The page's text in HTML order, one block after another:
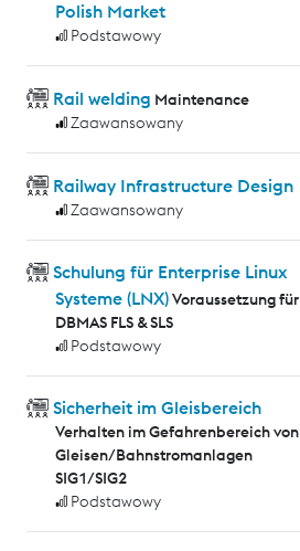
Polish Market
Podstawowy
Rail welding Maintenance
Zaawansowany
Railway Infrastructure Design
Zaawansowany
Schulung für Enterprise Linux
Systeme (LNX)Voraussetzung für
DBMAS FLS & SLS
Podstawowy
Sicherheit im Gleisbereich
Verhalten im Gefahrenbereich von
Gleisen/Bahnstromanlagen
SIG1/SIG2
Podstawowy